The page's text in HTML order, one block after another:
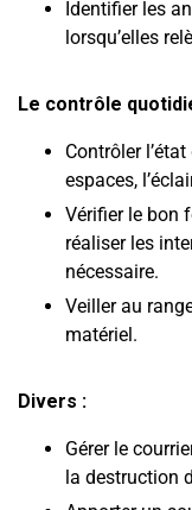
Identifier les
lorsqu’elles
Le contrôle
Contrôler
espaces,
Vérifier le bon
réaliser les
nécessaire.
Veiller au
matériel.
Divers :
Gérer le
la destruction